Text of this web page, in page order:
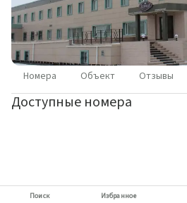
Номера Объект Отзывы
Доступные номера
Поиск Избранное